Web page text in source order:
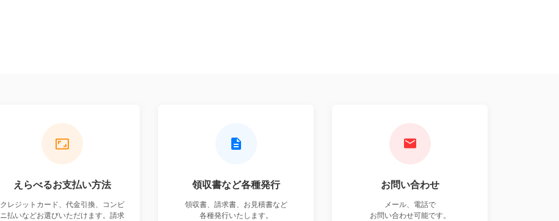
えらべるお支払い方法
クレジットカード、代金引換、コンビ
ニ払いなどお選びいただけます。請求
領収書など各種発行
領収書、請求書、お見積書など
各種発行いたします。
お問い合わせ
メール、電話で
お問い合わせ可能です。